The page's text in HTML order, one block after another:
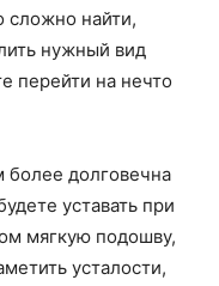
сложно найти,
нужный вид
перейти на нечто
долговечна
уставать при
мягкую подошву,
усталости,